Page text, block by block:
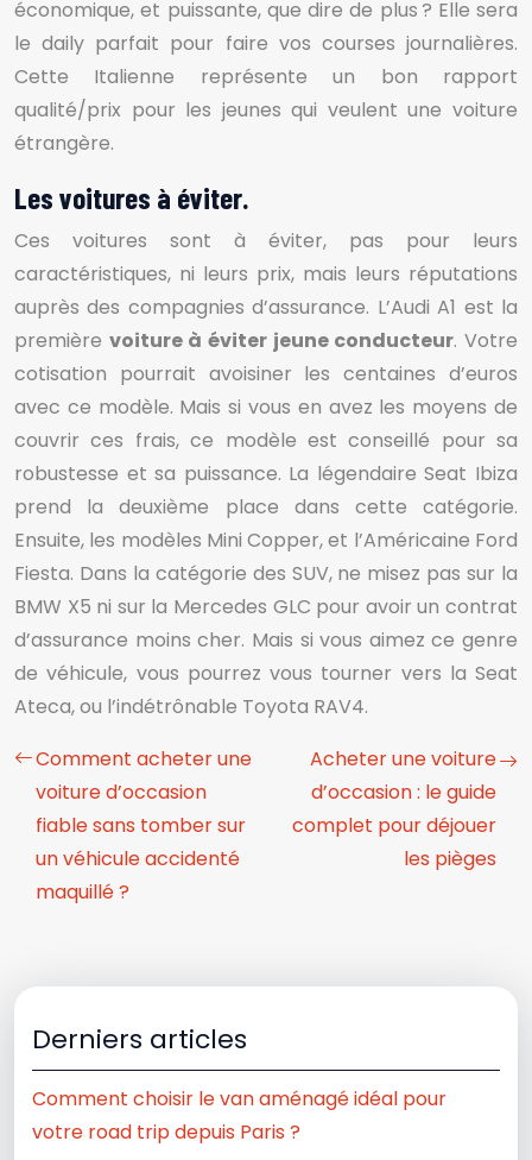
économique, et puissante, que dire de plus ? Elle sera
le daily parfait pour faire vos courses journalières.
Cette Italienne représente un bon rapport
qualité/prix pour les jeunes qui veulent une voiture
étrangère.
Les voitures à éviter.
Ces voitures sont à éviter, pas pour leurs
caractéristiques, ni leurs prix, mais leurs réputations
auprès des compagnies d’assurance. L’Audi A1 est la
première voiture à éviter jeune conducteur. Votre
cotisation pourrait avoisiner les centaines d’euros
avec ce modèle. Mais si vous en avez les moyens de
couvrir ces frais, ce modèle est conseillé pour sa
robustesse et sa puissance. La légendaire Seat Ibiza
prend la deuxième place dans cette catégorie.
Ensuite, les modèles Mini Copper, et l’Américaine Ford
Fiesta. Dans la catégorie des SUV, ne misez pas sur la
BMW X5 ni sur la Mercedes GLC pour avoir un contrat
d’assurance moins cher. Mais si vous aimez ce genre
de véhicule, vous pourrez vous tourner vers la Seat
Ateca, ou l’indétrônable Toyota RAV4.
Comment acheter une
voiture d’occasion
fiable sans tomber sur
un véhicule accidenté
maquillé ?
Acheter une voiture
d’occasion : le guide
complet pour déjouer
les pièges
Derniers articles
Comment choisir le van aménagé idéal pour
votre road trip depuis Paris ?